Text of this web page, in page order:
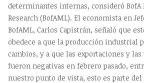
determinantes internas, consideró
Research (BofAML). El economista en
BofAML, Carlos Capistrán, señaló que
obedece a que la producción industrial
cambios, y a que las exportaciones y
fueron negativas en febrero pasado,
nuestro punto de vista, esto es parte